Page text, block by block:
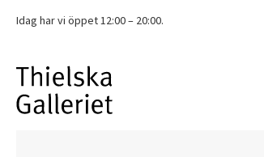
Idag har vi öppet 12:00 – 20:00.